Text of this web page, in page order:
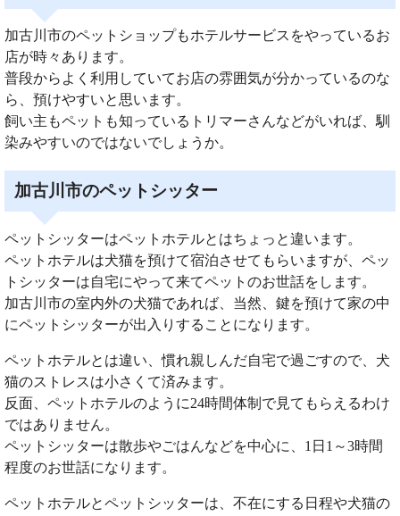
加古川市のペットショップもホテルサービスをやっているお
店が時々あります。
普段からよく利用していてお店の雰囲気が分かっているのな
ら、預けやすいと思います。
飼い主もペットも知っているトリマーさんなどがいれば、馴
染みやすいのではないでしょうか。
加古川市のペットシッター
ペットシッターはペットホテルとはちょっと違います。
ペットホテルは犬猫を預けて宿泊させてもらいますが、ペッ
トシッターは自宅にやって来てペットのお世話をします。
加古川市の室内外の犬猫であれば、当然、鍵を預けて家の中
にペットシッターが出入りすることになります。
ペットホテルとは違い、慣れ親しんだ自宅で過ごすので、犬
猫のストレスは小さくて済みます。
反面、ペットホテルのように24時間体制で見てもらえるわけ
ではありません。
ペットシッターは散歩やごはんなどを中心に、1日1～3時間
程度のお世話になります。
ペットホテルとペットシッターは、不在にする日程や犬猫の